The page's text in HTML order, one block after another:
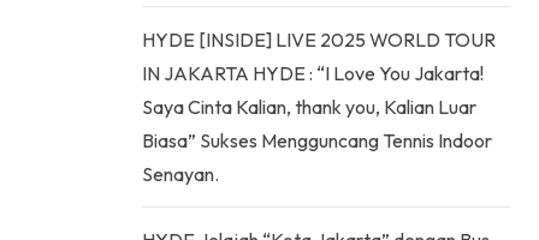
HYDE [INSIDE] LIVE 2025 WORLD TOUR
IN JAKARTA HYDE : “I Love You Jakarta!
Saya Cinta Kalian, thank you, Kalian Luar
Biasa” Sukses Mengguncang Tennis Indoor
Senayan.